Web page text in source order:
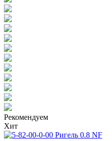
Рекомендуем
Хит